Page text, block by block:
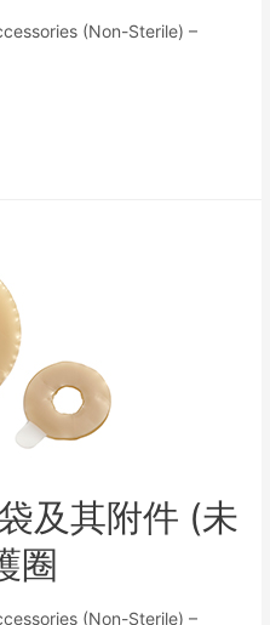
(Non-Sterile) –
及其附件 (未
圈
(Non-Sterile) –